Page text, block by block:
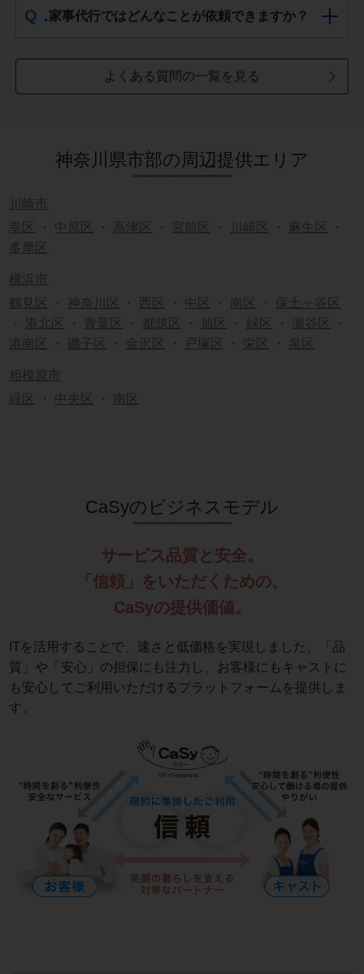
家事代行ではどんなことが依頼できますか？
よくある質問の一覧を見る
神奈川県市部の周辺提供エリア
川崎市
幸区
・ 中原区 ・ 高津区 ・ 宮前区 ・ 川崎区 ・ 麻生区
・
多摩区
横浜市
鶴見区
・ 神奈川区 ・ 西区 ・ 中区 ・ 南区 ・ 保土ヶ谷区
・ 港北区 ・ 青葉区 ・ 都筑区 ・ 旭区 ・ 緑区 ・ 瀬谷区
・
港南区
・磯子区 ・ 金沢区 ・ 戸塚区 ・ 栄区 ・ 泉区
相模原市
緑区
・ 中央区 ・ 南区
CaSyのビジネスモデル
サービス品質と安全。
「信頼」をいただくための、
CaSyの提供価値。
ITを活用することで、速さと低価格を実現しました。「品
質」や「安心」の担保にも注力し、お客様にもキャストに
も安心してご利用いただけるプラットフォームを提供しま
す。